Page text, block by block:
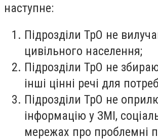
наступне:
Підрозділи ТрО не
цивільного населення;
Підрозділи ТрО не
інші цінні речі для
Підрозділи ТрО не
інформацію у ЗМІ,
мережах про проблемні